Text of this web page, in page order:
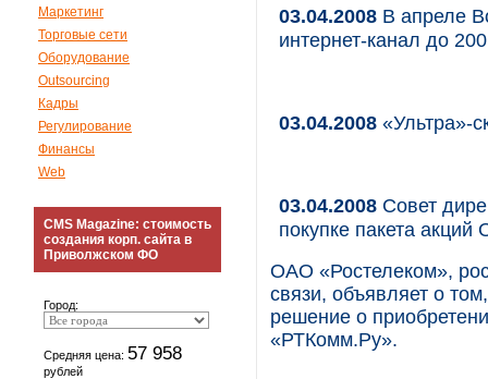
Маркетинг
Торговые сети
Оборудование
Outsourcing
Кадры
Регулирование
Финансы
Web
CMS Magazine: стоимость
создания корп. сайта в
Приволжском ФО
Город:
Средняя цена: 57 958
рублей
03.04.2008 В апреле
интернет-канал до
03.04.2008 «Ультра»-
03.04.2008 Совет
покупке пакета
ОАО «Ростелеком»,
связи, объявляет о
решение о
«РТКомм.Ру».